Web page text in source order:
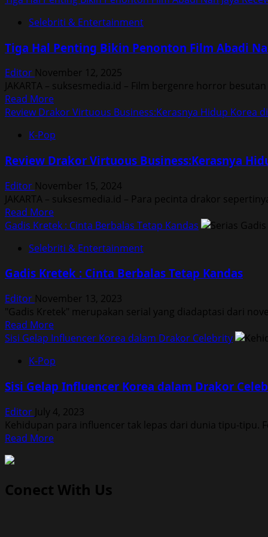
Selebriti & Entertainment
Tiga Hal Penting Bikin Penonton Film Abadi
Editor November 12, 2025
JAKARTA – suksesmedia.id – Film bergenre horror
Read MoreRead
more
Tiga
Penting
Penonton
Film
Abadi
Nan
Jaya
Kecewa
Review Drakor Virtuous Business:Kerasnya Hidup Korea
K-Pop
Review Drakor Virtuous Business:Kerasnya
Editor November 15, 2024
JAKARTA – suksesmedia.id – Para pecinta drakor
Read MoreRead
more
Review
Virtuous
Hidup
Korea
di
Era
90-
an
Gadis Kretek : Cinta Berbalas Tetap Kandas
Selebriti & Entertainment
Gadis Kretek : Cinta Berbalas Tetap Kandas
Editor November 13, 2023
"Gadis Kretek" merupakan serial yang diadaptasi dari
Read MoreRead
more
Gadis
:
Berbalas
Tetap
Kandas
Sisi Gelap Influencer Korea dalam Drakor Celebrity
K-Pop
Sisi Gelap Influencer Korea dalam Drakor
Editor July 4, 2023
Kehidupan para influencer tak lepas dari dunia tipu-tipu.
Read MoreRead
Gelap
Conect With Us